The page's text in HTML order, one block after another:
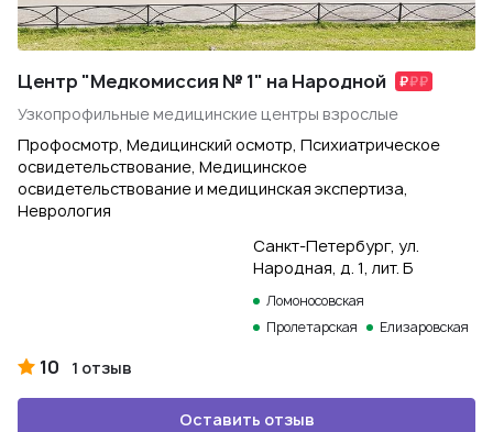
Центр "Медкомиссия № 1" на Народной
Узкопрофильные медицинские центры взрослые
Профосмотр, Медицинский осмотр, Психиатрическое
освидетельствование, Медицинское
освидетельствование и медицинская экспертиза,
Неврология
Санкт-Петербург, ул.
Народная, д. 1, лит. Б
Ломоносовская
Пролетарская
Елизаровская
10 1 отзыв
Оставить отзыв